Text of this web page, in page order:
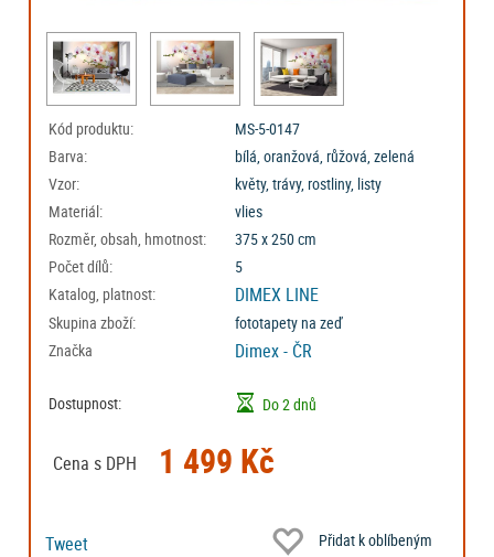
Kód produktu:
MS-5-0147
Barva:
bílá, oranžová, růžová, zelená
Vzor:
květy, trávy, rostliny, listy
Materiál:
vlies
Rozměr, obsah, hmotnost:
375 x 250 cm
Počet dílů:
5
Katalog, platnost:
DIMEX LINE
Skupina zboží:
fototapety na zeď
Značka
Dimex - ČR
Dostupnost: Do 2 dnů
Cena s DPH 1 499 Kč
Tweet Přidat k oblíbeným